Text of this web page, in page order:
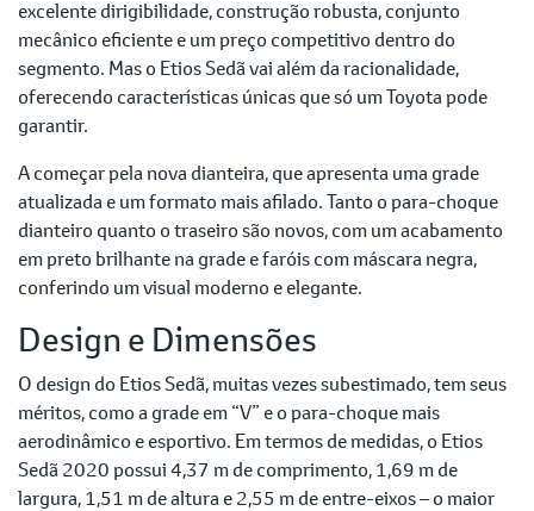
excelente dirigibilidade, construção robusta, conjunto
mecânico eficiente e um preço competitivo dentro do
segmento. Mas o Etios Sedã vai além da racionalidade,
oferecendo características únicas que só um Toyota pode
garantir.
A começar pela nova dianteira, que apresenta uma grade
atualizada e um formato mais afilado. Tanto o para-choque
dianteiro quanto o traseiro são novos, com um acabamento
em preto brilhante na grade e faróis com máscara negra,
conferindo um visual moderno e elegante.
Design e Dimensões
O design do Etios Sedã, muitas vezes subestimado, tem seus
méritos, como a grade em “V” e o para-choque mais
aerodinâmico e esportivo. Em termos de medidas, o Etios
Sedã 2020 possui 4,37 m de comprimento, 1,69 m de
largura, 1,51 m de altura e 2,55 m de entre-eixos – o maior